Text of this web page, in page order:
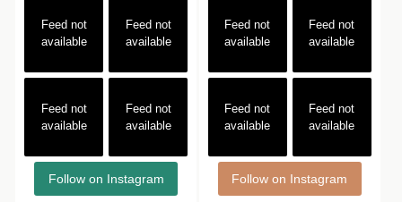
Feed not
available
Feed not
available
Feed not
available
Feed not
available
Follow on Instagram
Feed not
available
Feed not
available
Feed not
available
Feed not
available
Follow on Instagram